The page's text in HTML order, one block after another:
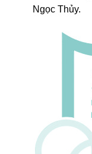
Ngọc Thủy.